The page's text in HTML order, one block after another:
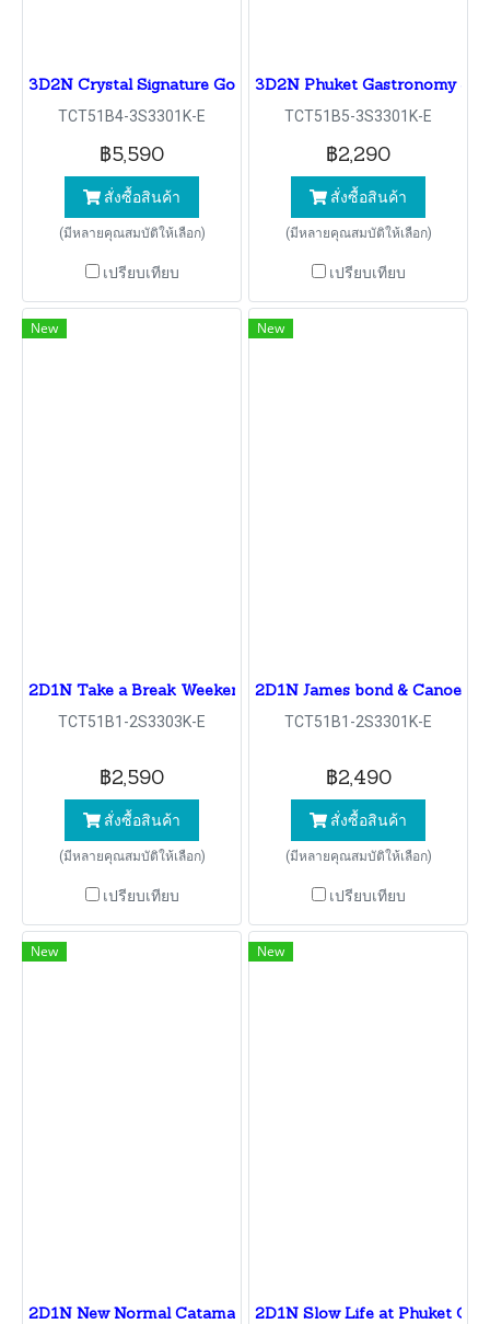
3D2N Crystal Signature Golf Package
TCT51B4-3S3301K-E
฿5,590
สั่งซื้อสินค้า
(มีหลายคุณสมบัติให้เลือก)
เปรียบเทียบ
3D2N Phuket Gastronomy &
TCT51B5-3S3301K-E
฿2,290
สั่งซื้อสินค้า
(มีหลายคุณสมบัติให้เลือก)
เปรียบเทียบ
New
2D1N Take a Break Weekend @ Sunset Dinner Yach
TCT51B1-2S3303K-E
฿2,590
สั่งซื้อสินค้า
(มีหลายคุณสมบัติให้เลือก)
เปรียบเทียบ
New
2D1N James bond & Canoeing
TCT51B1-2S3301K-E
฿2,490
สั่งซื้อสินค้า
(มีหลายคุณสมบัติให้เลือก)
เปรียบเทียบ
New
2D1N New Normal Catamar an dSunset
New
2D1N Slow Life at Phuket Old